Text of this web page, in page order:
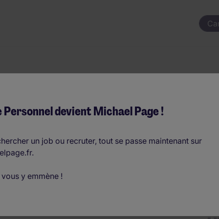
Itinérant
par an
Personnel devient Michael Page !
un job ou recruter, tout se passe maintenant sur
y emmène !